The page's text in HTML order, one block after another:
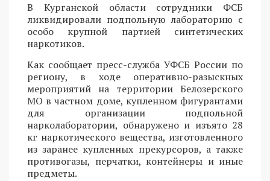
В Курганской области сотрудники ФСБ
ликвидировали подпольную лабораторию с
особо крупной партией синтетических
наркотиков.
Как сообщает пресс-служба УФСБ России по
региону, в ходе оперативно-разыскных
мероприятий на территории Белозерского
МО в частном доме, купленном фигурантами
для организации подпольной
нарколаборатории, обнаружено и изъято 28
кг наркотического вещества, изготовленного
из заранее купленных прекурсоров, а также
противогазы, перчатки, контейнеры и иные
предметы.